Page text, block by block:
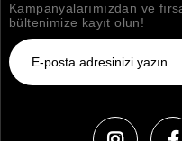
Kampanyalarımızdan ve
bültenimize kayıt olun!